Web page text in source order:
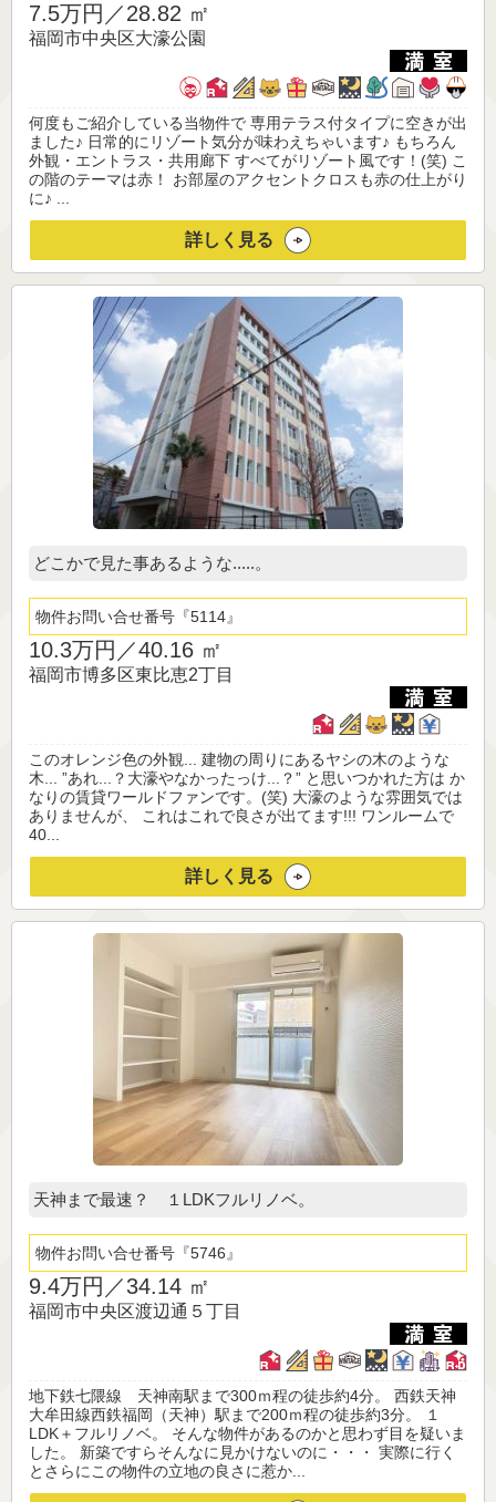
7.5万円／28.82 ㎡
福岡市中央区大濠公園
何度もご紹介している当物件で 専用テラス付タイプに空きが出
ました♪ 日常的にリゾート気分が味わえちゃいます♪ もちろん
外観・エントラス・共用廊下 すべてがリゾート風です！(笑) こ
の階のテーマは赤！ お部屋のアクセントクロスも赤の仕上がり
に♪ ...
詳しく見る
どこかで見た事あるような.....。
物件お問い合せ番号 5114
10.3万円／40.16 ㎡
福岡市博多区東比恵2丁目
このオレンジ色の外観... 建物の周りにあるヤシの木のような
木... ”あれ...？大濠やなかったっけ...？” と思いつかれた方は か
なりの賃貸ワールドファンです。(笑) 大濠のような雰囲気では
ありませんが、 これはこれで良さが出てます!!! ワンルームで
40...
詳しく見る
天神まで最速？ １LDKフルリノベ。
物件お問い合せ番号 5746
9.4万円／34.14 ㎡
福岡市中央区渡辺通５丁目
地下鉄七隈線 天神南駅まで300ｍ程の徒歩約4分。 西鉄天神
大牟田線西鉄福岡（天神）駅まで200ｍ程の徒歩約3分。 １
LDK＋フルリノベ。 そんな物件があるのかと思わず目を疑いま
した。 新築ですらそんなに見かけないのに・・・ 実際に行く
とさらにこの物件の立地の良さに惹か...